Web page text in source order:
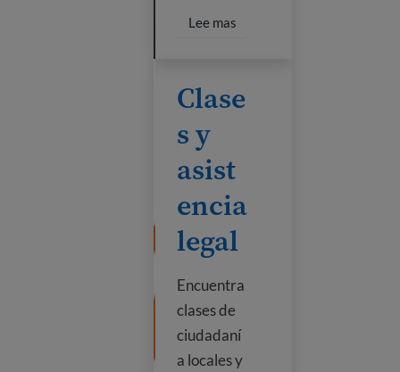
Lee mas
Clase
s y
asist
encia
legal
Encuentra
clases de
ciudadaní
a locales y